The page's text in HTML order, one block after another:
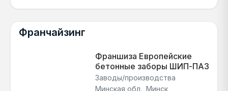
Франчайзинг
Франшиза Европейские
бетонные заборы ШИП-ПАЗ
Заводы/производства
Минская обл., Минск